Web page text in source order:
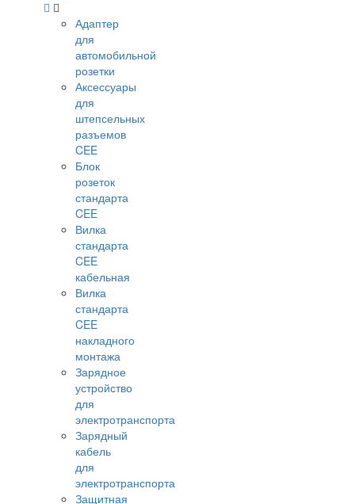
Адаптер
для
автомобильной
розетки
Аксессуары
для
штепсельных
разъемов
CEE
Блок
розеток
стандарта
CEE
Вилка
стандарта
CEE
кабельная
Вилка
стандарта
CEE
накладного
монтажа
Зарядное
устройство
для
электротранспорта
Зарядный
кабель
для
электротранспорта
Защитная